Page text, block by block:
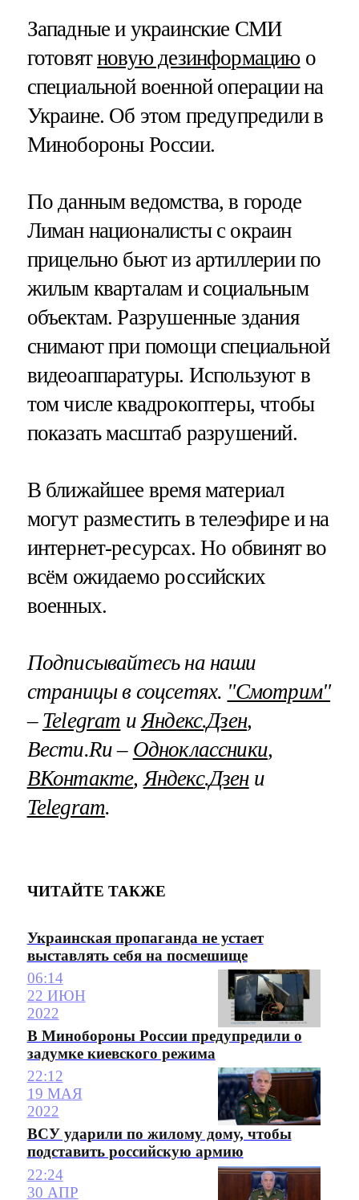
Западные и украинские СМИ
готовятновую дезинформациюо
специальной военной операции на
Украине. Об этом предупредили в
Минобороны России.
По данным ведомства, в городе
Лиман националисты с окраин
прицельно бьют из артиллерии по
жилым кварталам и социальным
объектам. Разрушенные здания
снимают при помощи специальной
видеоаппаратуры. Используют в
том числе квадрокоптеры, чтобы
показать масштаб разрушений.
В ближайшее время материал
могут разместить в телеэфире и на
интернет-ресурсах. Но обвинят во
всём ожидаемо российских
военных.
Подписывайтесь на наши
страницы в соцсетях. "Смотрим"
– Telegram иЯндекс.Дзен,
Вести.Ru – Одноклассники,
ВКонтакте,Яндекс.Дзени
Telegram.
ЧИТАЙТЕ ТАКЖЕ
Украинская пропаганда не устает
выставлять себя на посмешище
06:14
22 ИЮН
2022
В Минобороны России предупредили о
задумке киевского режима
22:12
19 МАЯ
2022
ВСУ ударили по жилому дому, чтобы
подставить российскую армию
22:24
30 АПР